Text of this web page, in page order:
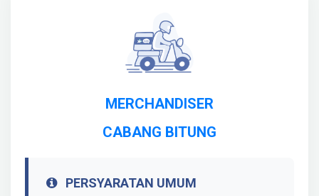
MERCHANDISER
CABANG BITUNG
PERSYARATAN UMUM